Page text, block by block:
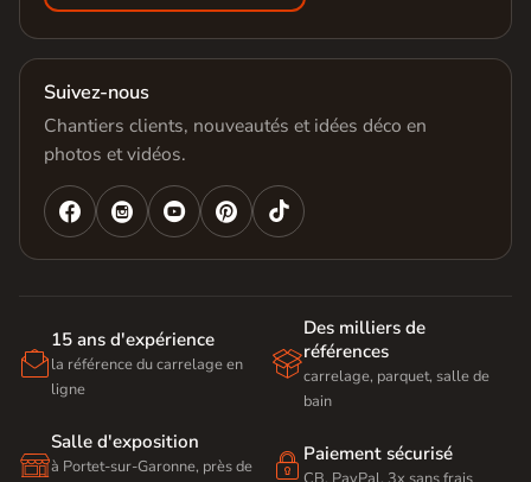
Suivez-nous
Chantiers clients, nouveautés et idées déco en
photos et vidéos.
   

15 ans d'expérience
la référence du carrelage en
ligne

Des milliers de
références
carrelage, parquet, salle de
bain

Salle d'exposition
à Portet-sur-Garonne, près de
 Paiement sécurisé